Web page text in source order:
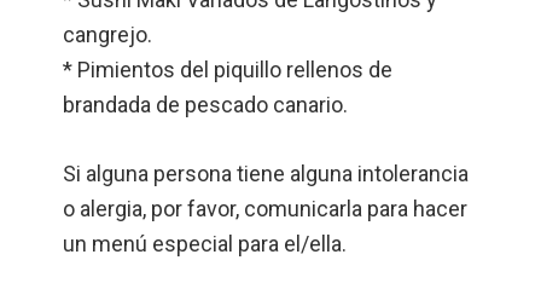
cangrejo.
* Pimientos del piquillo rellenos de
brandada de pescado canario.
Si alguna persona tiene alguna intolerancia
o alergia, por favor, comunicarla para hacer
un menú especial para el/ella.